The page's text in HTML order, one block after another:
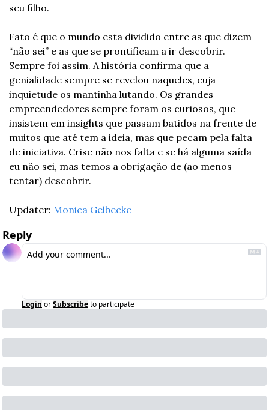
seu filho.
Fato é que o mundo esta dividido entre as que dizem
“não sei” e as que se prontificam a ir descobrir.
Sempre foi assim. A história confirma que a
genialidade sempre se revelou naqueles, cuja
inquietude os mantinha lutando. Os grandes
empreendedores sempre foram os curiosos, que
insistem em insights que passam batidos na frente de
muitos que até tem a ideia, mas que pecam pela falta
de iniciativa. Crise não nos falta e se há alguma saída
eu não sei, mas temos a obrigação de (ao menos
tentar) descobrir.
Updater: Monica Gelbecke
Reply
Login orSubscribeto participate